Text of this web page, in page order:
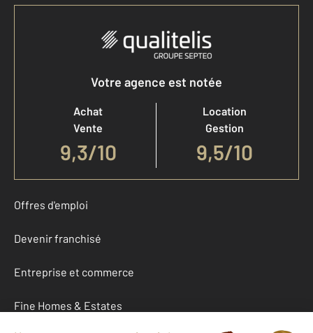
Votre agence est notée
Achat
Vente
9,3/10
Location
Gestion
9,5/10
Offres d'emploi
Devenir franchisé
Entreprise et commerce
Fine Homes & Estates